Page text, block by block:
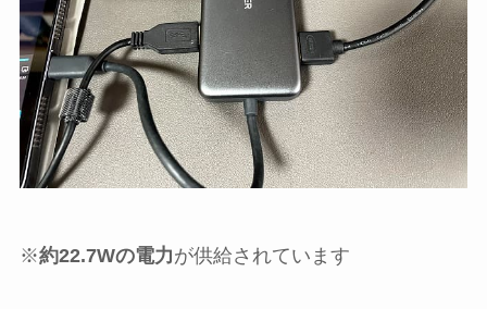
※約22.7Wの電力が供給されています